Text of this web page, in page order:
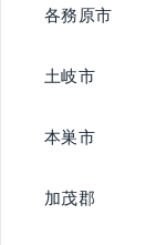
各務原市
土岐市
本巣市
加茂郡